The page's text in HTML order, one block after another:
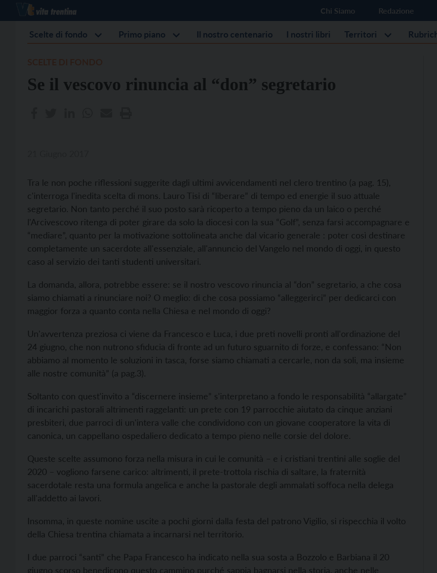
Chi Siamo Redazione
Scelte di fondo Primo piano Il nostro centenario I nostri libri Territori
Se il vescovo rinuncia al “don” segretario
Tra le non poche riflessioni suggerite dagli ultimi avvicendamenti nel clero trentino (a pag. 15),
c'interroga l'inedita scelta di mons. Lauro Tisi di “liberare” di tempo ed energie il suo attuale
segretario. Non tanto perché il suo posto sarà ricoperto a tempo pieno da un laico o perché
l'Arcivescovo ritenga di poter girare da solo la diocesi con la sua “Golf”, senza farsi accompagnare e
“mediare”, quanto per la motivazione sottolineata anche dal vicario generale : poter così destinare
completamente un sacerdote all'essenziale, all'annuncio del Vangelo nel mondo di oggi, in questo
caso al servizio dei tanti studenti universitari.
La domanda, allora, potrebbe essere: se il nostro vescovo rinuncia al “don” segretario, a che cosa
siamo chiamati a rinunciare noi? O meglio: di che cosa possiamo “alleggerirci” per dedicarci con
maggior forza a quanto conta nella Chiesa e nel mondo di oggi?
Un'avvertenza preziosa ci viene da Francesco e Luca, i due preti novelli pronti all'ordinazione del
24 giugno, che non nutrono sfiducia di fronte ad un futuro sguarnito di forze, e confessano: “Non
abbiamo al momento le soluzioni in tasca, forse siamo chiamati a cercarle, non da soli, ma insieme
alle nostre comunità” (a pag.3).
Soltanto con quest'invito a “discernere insieme” s'interpretano a fondo le responsabilità “allargate”
di incarichi pastorali altrimenti raggelanti: un prete con 19 parrocchie aiutato da cinque anziani
presbiteri, due parroci di un'intera valle che condividono con un giovane cooperatore la vita di
canonica, un cappellano ospedaliero dedicato a tempo pieno nelle corsie del dolore.
Queste scelte assumono forza nella misura in cui le comunità – e i cristiani trentini alle soglie del
2020 – vogliono farsene carico: altrimenti, il prete-trottola rischia di saltare, la fraternità
sacerdotale resta una formula angelica e anche la pastorale degli ammalati soffoca nella delega
all'addetto ai lavori.
Insomma, in queste nomine uscite a pochi giorni dalla festa del patrono Vigilio, si rispecchia il volto
della Chiesa trentina chiamata a incarnarsi nel territorio.
I due parroci “santi” che Papa Francesco ha indicato nella sua sosta a Bozzolo e Barbiana il 20
giugno scorso benedicono questo cammino purché sappia bagnarsi nella storia, anche nelle